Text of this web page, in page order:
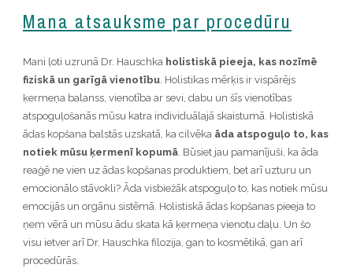
Mana atsauksme par procedūru
Mani ļoti uzrunā Dr. Hauschka holistiskā pieeja, kas nozīmē
fiziskā un garīgā vienotību. Holistikas mērķis ir vispārējs
ķermeņa balanss, vienotība ar sevi, dabu un šīs vienotības
atspoguļošanās mūsu katra individuālajā skaistumā. Holistiskā
ādas kopšana balstās uzskatā, ka cilvēka āda atspoguļo to, kas
notiek mūsu ķermenī kopumā. Būsiet jau pamanījuši, ka āda
reaģē ne vien uz ādas kopšanas produktiem, bet arī uzturu un
emocionālo stāvokli? Āda visbiežāk atspoguļo to, kas notiek mūsu
emocijās un orgānu sistēmā. Holistiskā ādas kopšanas pieeja to
ņem vērā un mūsu ādu skata kā ķermeņa vienotu daļu. Un šo
visu ietver arī Dr. Hauschka filozija, gan to kosmētikā, gan arī
procedūrās.